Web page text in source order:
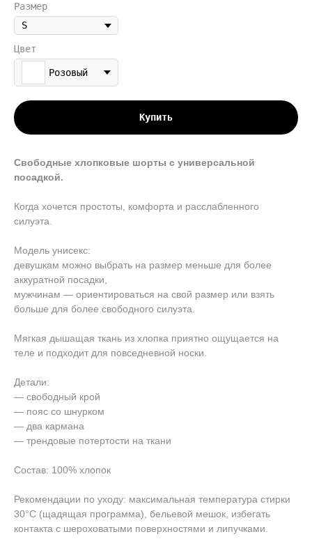
Размер
Цвет
Розовый
Купить
Свободные хлопковые шорты с универсальной
посадкой.
Когда хочется простоты, комфорта и расслабленного
силуэта.
Модель унисекс:
девушкам можно выбрать на размер меньше для более
аккуратной посадки,
мужчинам — ориентироваться на свой размер или взять
больше для более свободного силуэта.
Мягкая дышащая ткань из хлопка приятно ощущается на
теле и подходит для повседневной носки.
Детали:
— свободный крой
— пояс со шнурком
— два кармана
— трендовые потертости на ткани
Состав: 100% хлопок
Рекомендации по уходу: максимальная температура стирки
30°C (щадящая программа), бельевой мешок, избегать
контакта с шероховатыми поверхностями и липучками.